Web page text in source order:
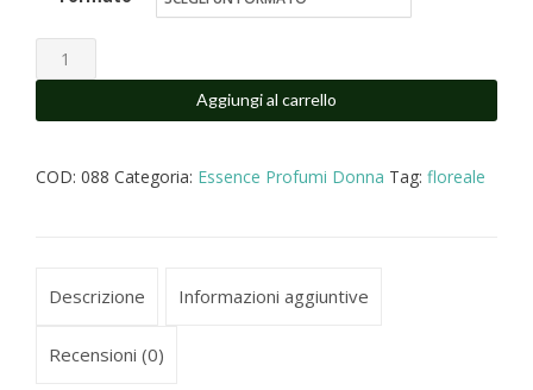
€25.00
Imperatrice
profumo
simile
donna
Aggiungi al carrello
COD: 088 Categoria: Essence Profumi Donna Tag: floreale
Descrizione Informazioni aggiuntive
Recensioni (0)